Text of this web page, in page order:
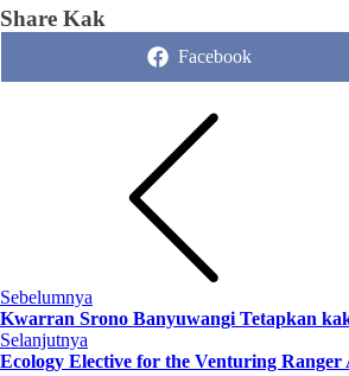
Share Kak
Share
Facebook
Sebelumnya
Kwarran Srono Banyuwangi Tetapkan
Selanjutnya
Ecology Elective for the Venturing Ranger